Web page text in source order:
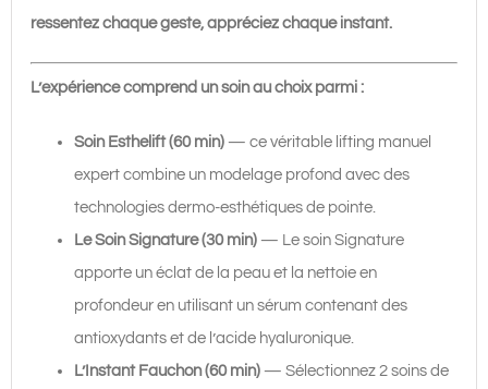
ressentez chaque geste, appréciez chaque instant.
L’expérience comprend un soin au choix parmi :
Soin Esthelift (60 min) — ce véritable lifting manuel
expert combine un modelage profond avec des
technologies dermo-esthétiques de pointe.
Le Soin Signature (30 min) — Le soin Signature
apporte un éclat de la peau et la nettoie en
profondeur en utilisant un sérum contenant des
antioxydants et de l’acide hyaluronique.
L’Instant Fauchon (60 min) — Sélectionnez 2 soins de